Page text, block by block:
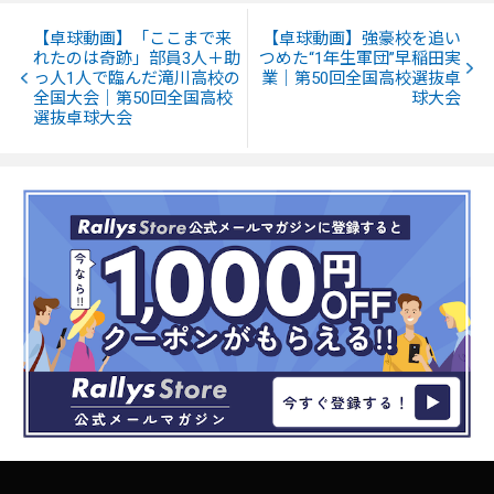
【卓球動画】「ここまで来
れたのは奇跡」部員3人＋助
っ人1人で臨んだ滝川高校の
全国大会｜第50回全国高校
選抜卓球大会
【卓球動画】強豪校を追い
つめた“1年生軍団”早稲田実
業｜第50回全国高校選抜卓
球大会